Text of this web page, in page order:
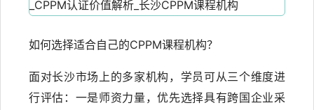
如何选择适合自己的CPPM课程机构？
面对长沙市场上的多家机构，学员可从三个维度进
行评估：一是师资力量，优先选择具有跨国企业采